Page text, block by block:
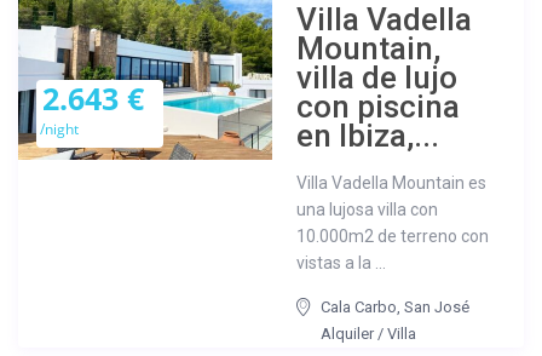
2.643 €
/night
Villa Vadella
Mountain,
villa de lujo
con piscina
en Ibiza,...
Villa Vadella Mountain es
una lujosa villa con
10.000m2 de terreno con
vistas a la ...
Cala Carbo,San José
Alquiler/Villa